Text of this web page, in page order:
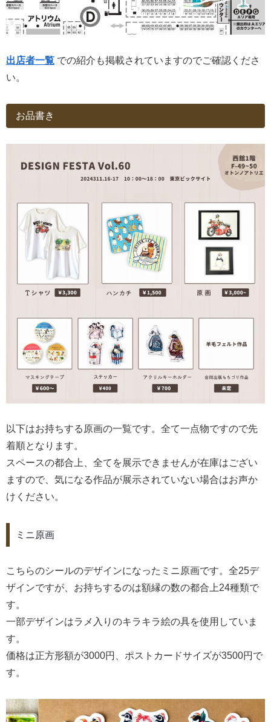
出店者一覧 での紹介も掲載されていますのでご確認くださ
い。
お品書き
以下はお持ちする原画の一覧です。全て一点物ですので先
着順となります。
スペースの都合上、全てを展示できませんが在庫はござい
ますので、気になる作品が展示されていない場合はお声か
けください。
ミニ原画
こちらのシールのデザインになったミニ原画です。全25デ
ザインですが、お持ちするのは額縁の数の都合上24種類で
す。
一部デザインはラメ入りのキラキラ絵の具を使用していま
す。
価格は正方形額が3000円、ポストカードサイズが3500円で
す。